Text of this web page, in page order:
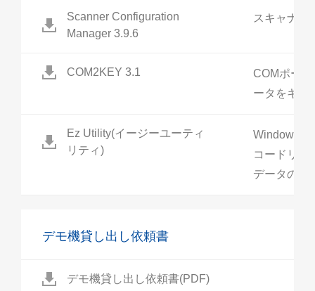
Scanner Configuration
Manager 3.9.6
スキャナ設
COM2KEY 3.1
COMポー
ータをキー
Ez Utility(イージーユーティ
リティ)
Windows用
コードリー
データの加
デモ機貸し出し依頼書
デモ機貸し出し依頼書(PDF)